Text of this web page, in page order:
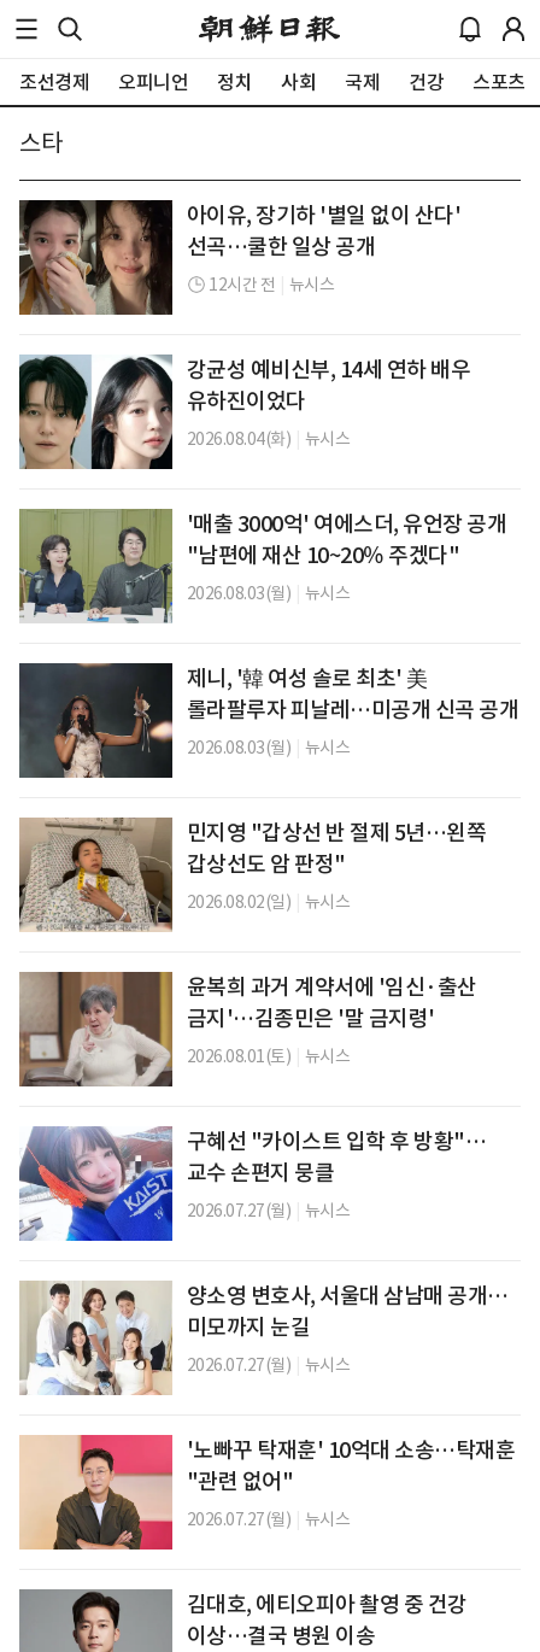
조선경제 오피니언 정치 사회 국제 건강 스포츠
스타
아이유, 장기하 '별일 없이 산다'
선곡…쿨한 일상 공개
12시간 전 뉴시스
강균성 예비신부, 14세 연하 배우
유하진이었다
2026.08.04(화) 뉴시스
'매출 3000억' 여에스더, 유언장 공개
"남편에 재산 10~20％ 주겠다"
2026.08.03(월) 뉴시스
제니, '韓 여성 솔로 최초' 美
롤라팔루자 피날레…미공개 신곡 공개
2026.08.03(월) 뉴시스
민지영 "갑상선 반 절제 5년…왼쪽
갑상선도 암 판정"
2026.08.02(일) 뉴시스
윤복희 과거 계약서에 '임신·출산
금지'…김종민은 '말 금지령'
2026.08.01(토) 뉴시스
구혜선 "카이스트 입학 후 방황"…
교수 손편지 뭉클
2026.07.27(월) 뉴시스
양소영 변호사, 서울대 삼남매 공개…
미모까지 눈길
2026.07.27(월) 뉴시스
'노빠꾸 탁재훈' 10억대 소송…탁재훈
"관련 없어"
2026.07.27(월) 뉴시스
김대호, 에티오피아 촬영 중 건강
이상…결국 병원 이송